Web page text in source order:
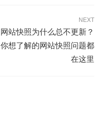
NEXT
网站快照为什么总不更新？
你想了解的网站快照问题都
在这里